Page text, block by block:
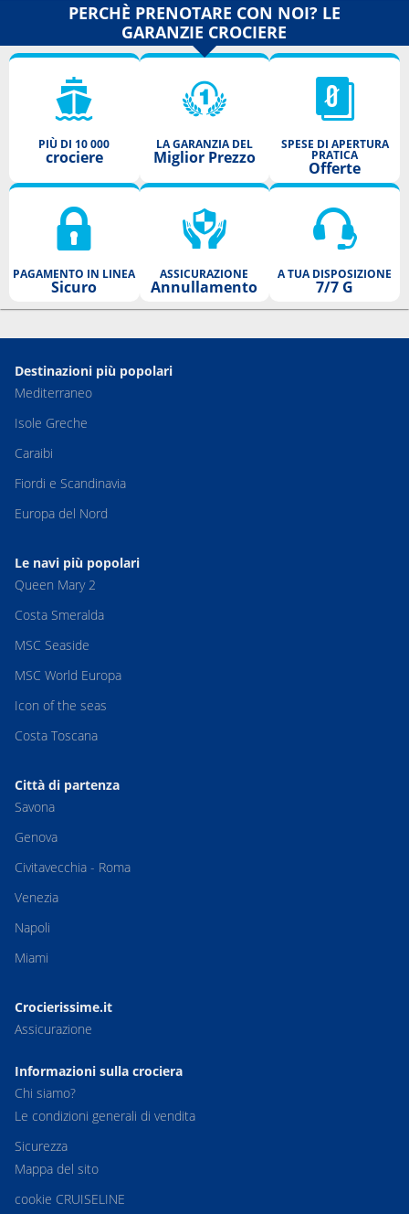
PERCHÈ PRENOTARE CON NOI? LE
GARANZIE CROCIERE
PIÙ DI 10 000
crociere
LA GARANZIA DEL
Miglior Prezzo
SPESE DI APERTURA
PRATICA
Offerte
PAGAMENTO IN LINEA
Sicuro
ASSICURAZIONE
Annullamento
A TUA DISPOSIZIONE
7/7 G
Destinazioni più popolari
Mediterraneo
Isole Greche
Caraibi
Fiordi e Scandinavia
Europa del Nord
Le navi più popolari
Queen Mary 2
Costa Smeralda
MSC Seaside
MSC World Europa
Icon of the seas
Costa Toscana
Città di partenza
Savona
Genova
Civitavecchia - Roma
Venezia
Napoli
Miami
Crocierissime.it
Assicurazione
Informazioni sulla crociera
Chi siamo?
Le condizioni generali di vendita
Sicurezza
Mappa del sito
cookie CRUISELINE